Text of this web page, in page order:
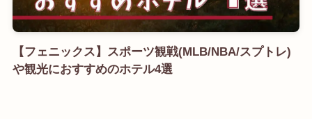
【フェニックス】スポーツ観戦(MLB/NBA/スプトレ)
や観光におすすめのホテル4選